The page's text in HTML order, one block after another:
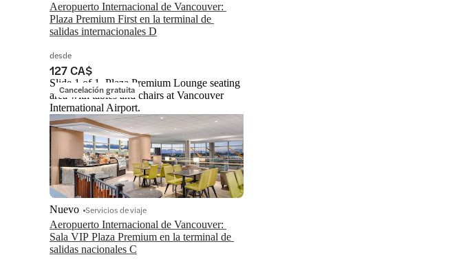
Aeropuerto Internacional de Vancouver:
Plaza Premium First en la terminal de
salidas internacionales D
desde
127 CA$
Cancelación gratuita
Slide 1 of 1, Plaza Premium Lounge seating
area with tables and chairs at Vancouver
International Airport.
Aeropuerto Internacional de Vancouver:
Sala VIP Plaza Premium en la terminal de
salidas nacionales C
Nuevo Servicios de viaje